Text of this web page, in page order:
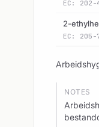
EC: 202-
2-
EC: 205-
NOTES